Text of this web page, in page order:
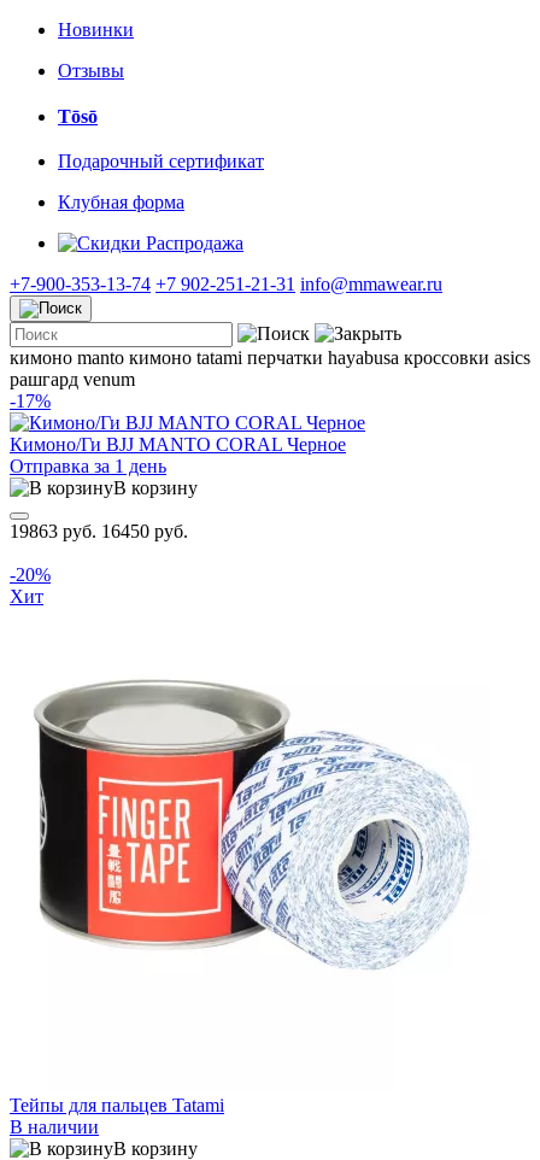
Новинки
Отзывы
Tōsō
Подарочный сертификат
Клубная форма
Распродажа
+7-900-353-13-74 +7 902-251-21-31 info@mmawear.ru
кимоно manto кимоно tatami перчатки hayabusa кроссовки asics
рашгард venum
-17%
Кимоно/Ги BJJ MANTO CORAL Черное
Отправка за 1 день
В корзину
19863 руб. 16450 руб.
-20%
Хит
Тейпы для пальцев Tatami
В наличии
В корзину